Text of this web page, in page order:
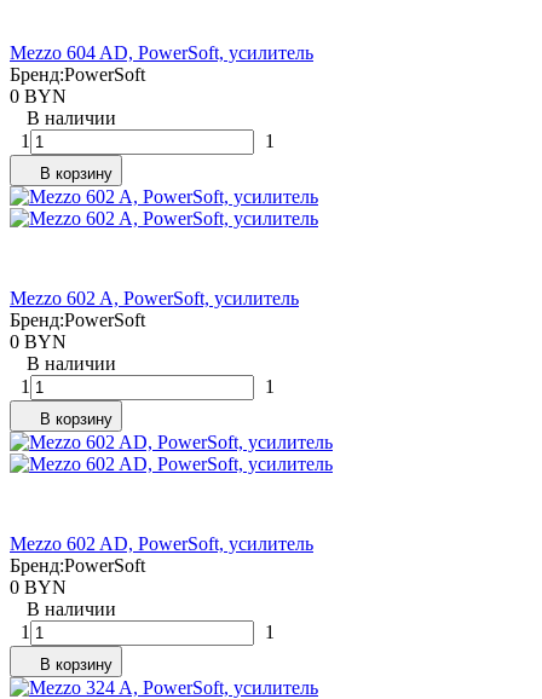
Mezzo 604 AD, PowerSoft, усилитель
Бренд:PowerSoft
0 BYN
В наличии
1
1
В корзину
Mezzo 602 A, PowerSoft, усилитель
Бренд:PowerSoft
0 BYN
В наличии
1
1
В корзину
Mezzo 602 AD, PowerSoft, усилитель
Бренд:PowerSoft
0 BYN
В наличии
1
1
В корзину